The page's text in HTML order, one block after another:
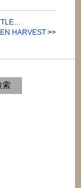
HARVEST>>